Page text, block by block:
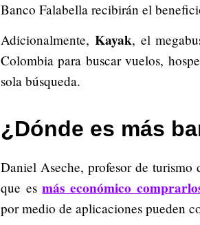
Banco Falabella recibirán el
Adicionalmente, Kayak, el
Colombia para buscar vuelos,
sola búsqueda.
¿Dónde es más
Daniel Aseche, profesor de
que esmás económico
por medio de aplicaciones pueden